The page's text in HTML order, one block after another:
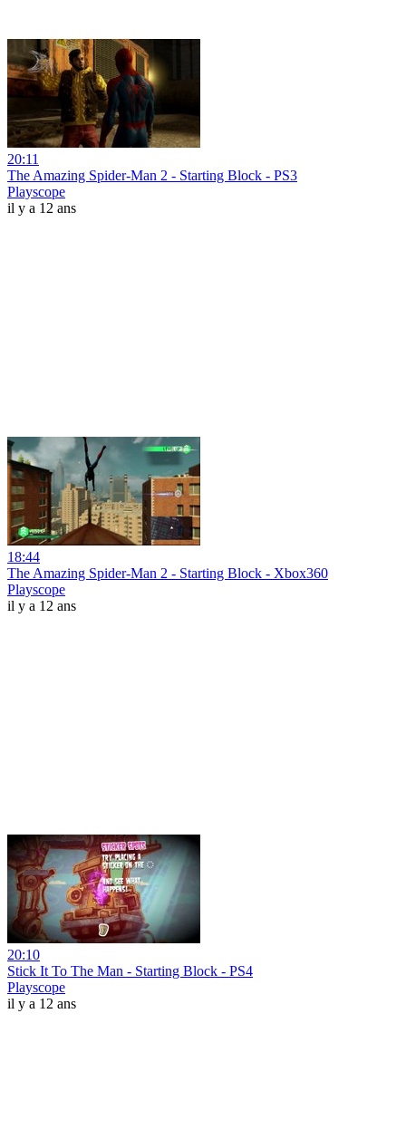
20:11
The Amazing Spider-Man 2 - Starting Block - PS3
Playscope
il y a 12 ans
18:44
The Amazing Spider-Man 2 - Starting Block - Xbox360
Playscope
il y a 12 ans
20:10
Stick It To The Man - Starting Block - PS4
Playscope
il y a 12 ans